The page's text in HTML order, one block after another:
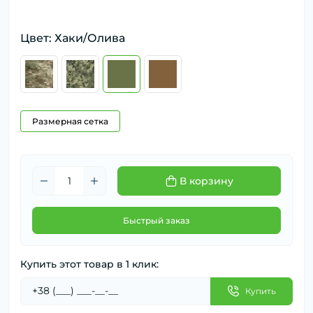
Цвет: Хаки/Олива
Размерная сетка
В корзину
Быстрый заказ
Купить этот товар в 1 клик:
Купить